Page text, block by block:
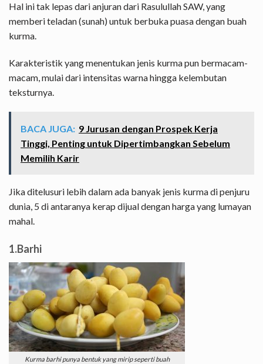
Hal ini tak lepas dari anjuran dari Rasulullah SAW, yang
memberi teladan (sunah) untuk berbuka puasa dengan buah
kurma.
Karakteristik yang menentukan jenis kurma pun bermacam-
macam, mulai dari intensitas warna hingga kelembutan
teksturnya.
BACA JUGA: 9 Jurusan dengan Prospek Kerja
Tinggi, Penting untuk Dipertimbangkan Sebelum
Memilih Karir
Jika ditelusuri lebih dalam ada banyak jenis kurma di penjuru
dunia, 5 di antaranya kerap dijual dengan harga yang lumayan
mahal.
1.Barhi
Kurma barhi punya bentuk yang mirip seperti buah